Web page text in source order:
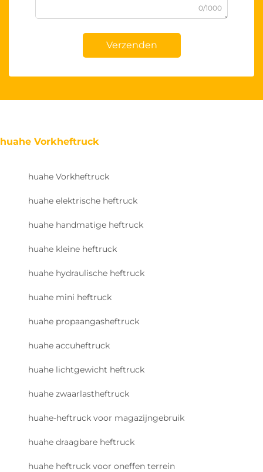
0/1000
Verzenden
huahe Vorkheftruck
huahe Vorkheftruck
huahe elektrische heftruck
huahe handmatige heftruck
huahe kleine heftruck
huahe hydraulische heftruck
huahe mini heftruck
huahe propaangasheftruck
huahe accuheftruck
huahe lichtgewicht heftruck
huahe zwaarlastheftruck
huahe-heftruck voor magazijngebruik
huahe draagbare heftruck
huahe heftruck voor oneffen terrein